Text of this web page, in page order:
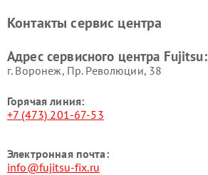
Контакты сервис центра
Адрес сервисного центра Fujitsu:
г. Воронеж, Пр. Революции, 38
Горячая линия:
+7 (473) 201-67-53
Электронная почта:
info@fujitsu-fix.ru